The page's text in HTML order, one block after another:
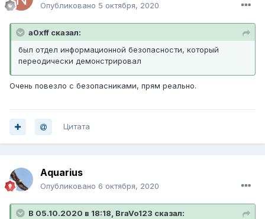
Опубликовано 5 октября, 2020
a0xff сказал:
был отдел информационной безопасности, который
переодически демонстрировал
Очень повезло с безопасниками, прям реально.
Цитата
Aquarius
Опубликовано 6 октября, 2020
В 05.10.2020 в 18:18, BraVo123 сказал: